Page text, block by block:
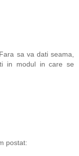
sa va dati seama,
in modul in care se
postat: